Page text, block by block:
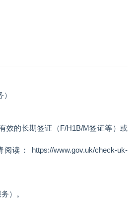
效的长期签证（F/H1B/M签证等）或
读： https://www.gov.uk/check-uk-
）。